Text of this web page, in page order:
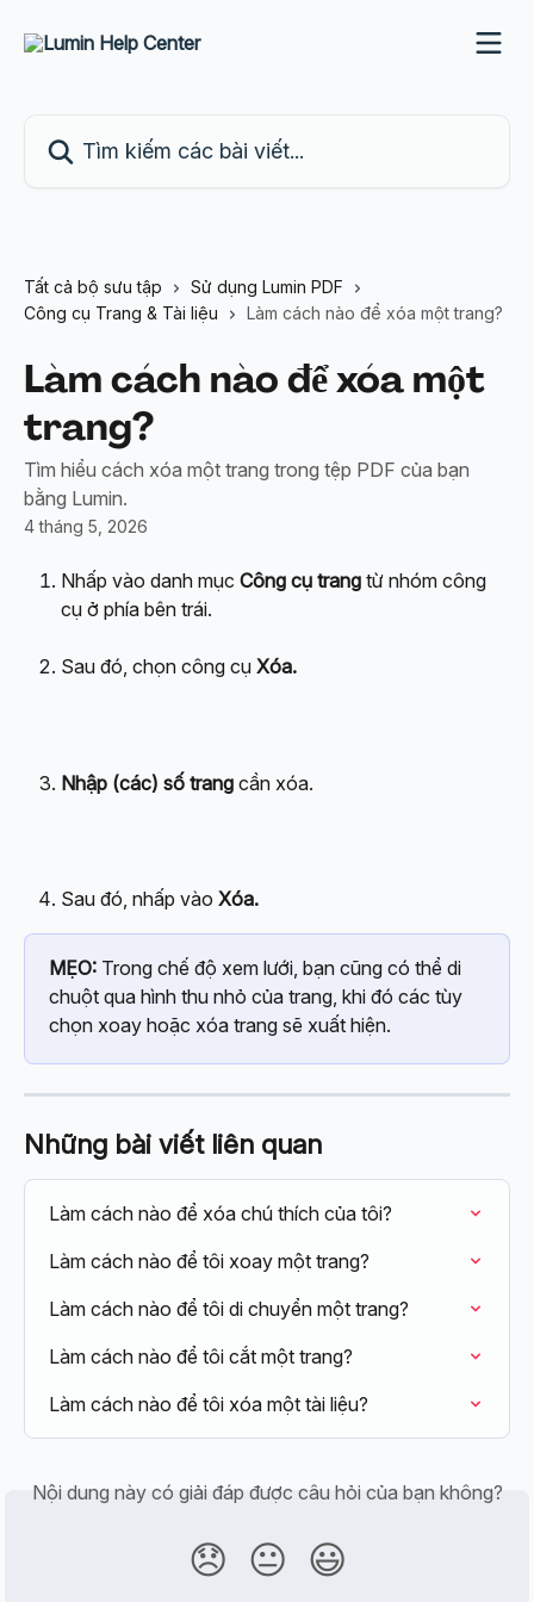
Tất cả bộ sưu tập
Sử dụng Lumin PDF
Công cụ Trang & Tài liệu
Làm cách nào để xóa một trang?
Làm cách nào để xóa một
trang?
Tìm hiểu cách xóa một trang trong tệp PDF của bạn
bằng Lumin.
4 tháng 5, 2026
Nhấp vào danh mục Công cụ trang từ nhóm công
cụ ở phía bên trái.
Sau đó, chọn công cụ Xóa.
Nhập (các) số trang cần xóa.
Sau đó, nhấp vào Xóa.
MẸO: Trong chế độ xem lưới, bạn cũng có thể di
chuột qua hình thu nhỏ của trang, khi đó các tùy
chọn xoay hoặc xóa trang sẽ xuất hiện.
Những bài viết liên quan
Làm cách nào để xóa chú thích của tôi?
Làm cách nào để tôi xoay một trang?
Làm cách nào để tôi di chuyển một trang?
Làm cách nào để tôi cắt một trang?
Làm cách nào để tôi xóa một tài liệu?
Nội dung này có giải đáp được câu hỏi của bạn không?
😞 😐 😃